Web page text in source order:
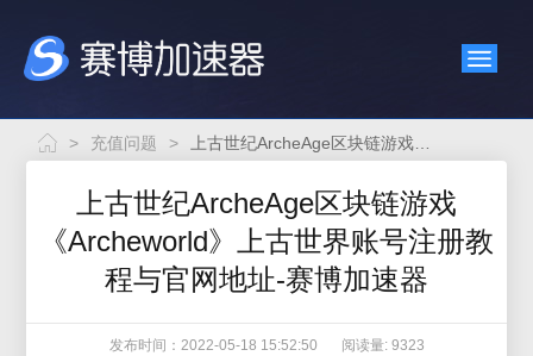
> 充值问题 >
上古世纪ArcheAge区块链游戏
《Archeworld》上古世界账号注册教
程与官网地址-赛博加速器
发布时间：2022-05-18 15:52:50 阅读量: 9323